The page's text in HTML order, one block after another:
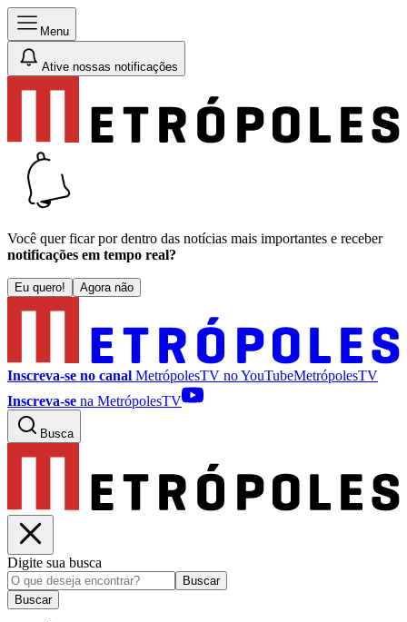
Menu
Ative nossas notificações
Você quer ficar por dentro das notícias mais importantes e receber
notificações em tempo real?
Eu quero! Agora não
Inscreva-se no canal MetrópolesTV noYouTubeMetrópolesTV
Inscreva-se na MetrópolesTV
Busca
Digite sua busca
Buscar
Buscar